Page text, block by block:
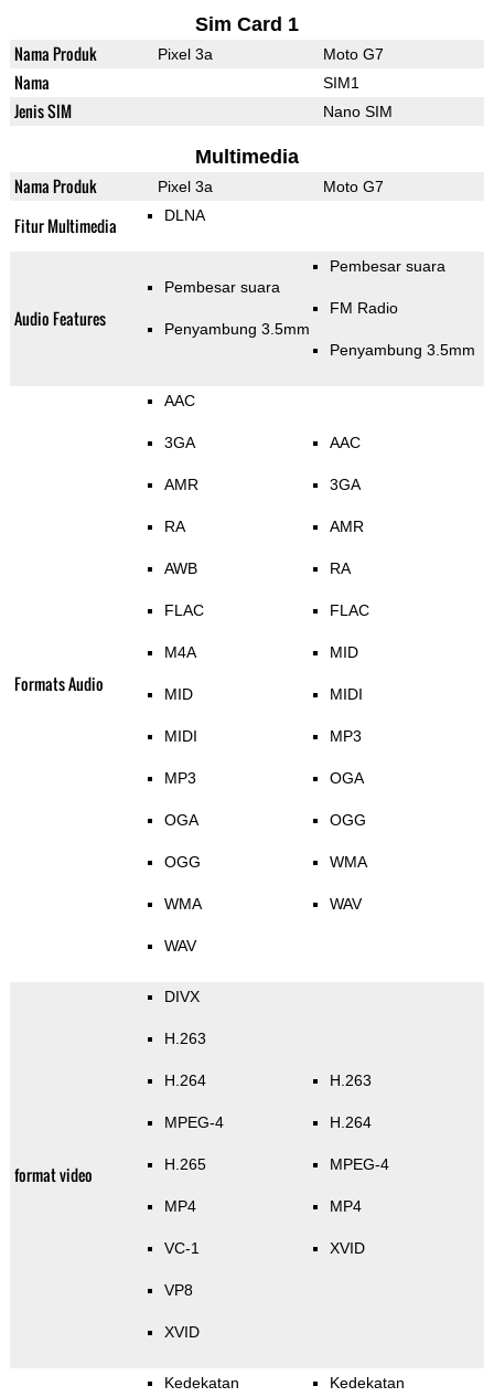
Sim Card 1
Nama Produk Pixel 3a Moto G7
Nama SIM1
Jenis SIM Nano SIM
Multimedia
Nama Produk Pixel 3a Moto G7
Fitur Multimedia DLNA
Audio Features
Pembesar suara
Penyambung 3.5mm
Pembesar suara
FM Radio
Penyambung 3.5mm
Formats Audio
AAC
3GA
AMR
RA
AWB
FLAC
M4A
MID
MIDI
MP3
OGA
OGG
WMA
WAV
AAC
3GA
AMR
RA
FLAC
MID
MIDI
MP3
OGA
OGG
WMA
WAV
format video
DIVX
H.263
H.264
MPEG-4
H.265
MP4
VC-1
VP8
XVID
H.263
H.264
MPEG-4
MP4
XVID
Kedekatan Kedekatan